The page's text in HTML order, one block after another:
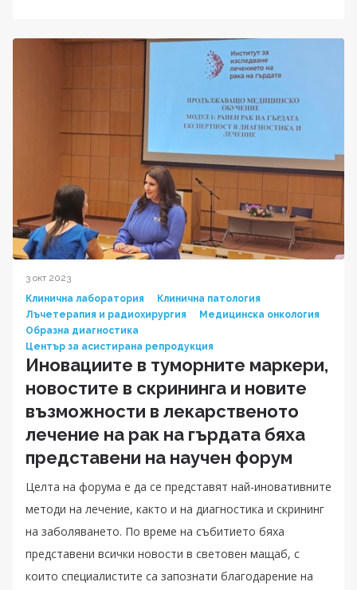
3 окт 2023
Клинична лаборатория
Клинична патология
Лъчетерапия и радиохирургия
Медицинска онкология
Образна диагностика
Център за асистирана репродукция
Иновациите в туморните маркери,
новостите в скрининга и новите
възможности в лекарственото
лечение на рак на гърдата бяха
представени на научен форум
Целта на форума е да се представят най-иновативните
методи на лечение, както и на диагностика и скрининг
на заболяването. По време на събитието бяха
представени всички новости в световен мащаб, с
които специалистите са запознати благодарение на